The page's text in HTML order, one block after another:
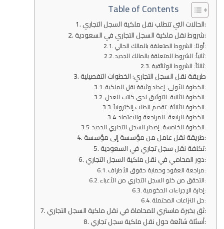
Table of Contents
الحالات التي تتطلب نقل ملكية السجل التجاري:
شروط نقل ملكية السجل التجاري في السعودية:
أولاً: الشروط المتعلقة بالمالك الحالي:
ثانياً: الشروط المتعلقة بالمالك الجديد:
ثالثاً: الشروط الوثائقية:
طريقة نقل السجل التجاري: الخطوات التفصيلية
الخطوة الأولى: إعداد وثيقة نقل الملكية:
الخطوة الثانية: التوثيق لدى كاتب العدل:
الخطوة الثالثة: تقديم الطلب إلكترونياً:
الخطوة الرابعة: المراجعة والاعتماد:
الخطوة الخامسة: إصدار السجل التجاري الجديد:
طريقة نقل عامل من مؤسسة إلى مؤسسة:
تكلفة نقل سجل تجاري في السعودية:
دور المحامي في نقل ملكية السجل التجاري:
مراجعة العقود وحماية حقوق الأطراف:
التحقق من خلو السجل التجاري من الأعباء:
إدارة الإجراءات الحكومية:
حل النزاعات المحتملة:
ثق بخبرة ماستري للمحاماة في نقل ملكية السجل التجاري:
أسئلة شائعة حول نقل ملكية سجل تجاري: